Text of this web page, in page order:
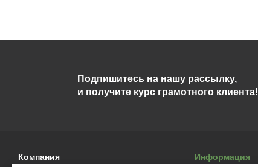
Подпишитесь на нашу рассылку,
и получите курс грамотного клиента!
Компания Информация